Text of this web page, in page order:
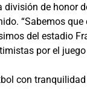
división de honor
“Sabemos
del estadio
por el
con